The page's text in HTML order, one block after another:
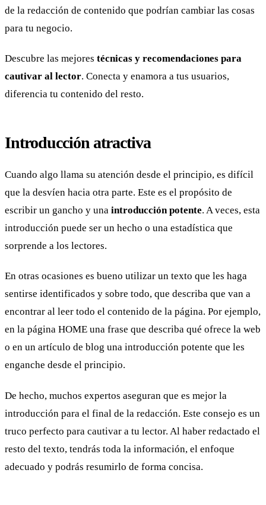
de la redacción de contenido que podrían cambiar las cosas
para tu negocio.
Descubre las mejores técnicas y recomendaciones para
cautivar al lector. Conecta y enamora a tus usuarios,
diferencia tu contenido del resto.
Introducción atractiva
Cuando algo llama su atención desde el principio, es difícil
que la desvíen hacia otra parte. Este es el propósito de
escribir un gancho y una introducción potente. A veces, esta
introducción puede ser un hecho o una estadística que
sorprende a los lectores.
En otras ocasiones es bueno utilizar un texto que les haga
sentirse identificados y sobre todo, que describa que van a
encontrar al leer todo el contenido de la página. Por ejemplo,
en la página HOME una frase que describa qué ofrece la web
o en un artículo de blog una introducción potente que les
enganche desde el principio.
De hecho, muchos expertos aseguran que es mejor la
introducción para el final de la redacción. Este consejo es un
truco perfecto para cautivar a tu lector. Al haber redactado el
resto del texto, tendrás toda la información, el enfoque
adecuado y podrás resumirlo de forma concisa.